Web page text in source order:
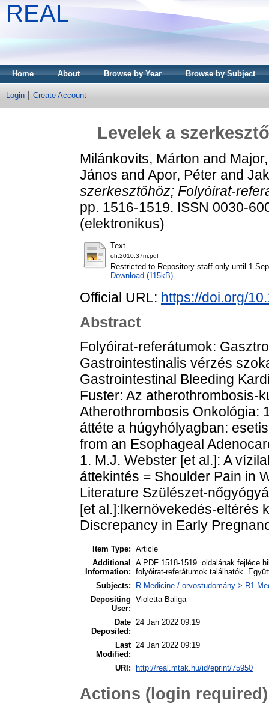
REAL
Home About Browse by Year Browse by Subject
Login Create Account
Levelek a
Milánkovits, Márton and
János and Apor, Péter and
szerkesztőhöz; Folyóirat-
pp. 1516-1519. ISSN 0030-
(elektronikus)
Text
oh.2010.37m.pdf
Restricted to Repository staff only until 1
Download (115kB)
Official URL: https://doi.org/
Abstract
Folyóirat-referátumok:
Gastrointestinalis vérzés
Gastrointestinal Bleeding
Fuster: Az atherothrombosis-
Atherothrombosis Onkológia:
áttéte a húgyhólyagban:
from an Esophageal
1. M.J. Webster [et al.]: A
áttekintés = Shoulder Pain in
Literature Szülészet-
[et al.]:Ikernövekedés-eltérés
Discrepancy in Early
Item Type: Article
Additional
Information:
A PDF 1518-1519. oldalának fejléce
folyóirat-referátumok találhatók.
Subjects:
R Medicine / orvostudomány > R1
Depositing
User:
Violetta Baliga
Date
Deposited:
24 Jan 2022 09:19
Last
Modified:
24 Jan 2022 09:19
URI: http://real.mtak.hu/id/eprint/75950
Actions (login required)